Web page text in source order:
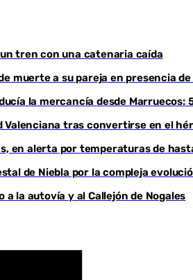
un tren con una catenaria caída
muerte a su pareja en presencia de
la mercancía desde Marruecos:
Valenciana tras convertirse en el
en alerta por temperaturas de
de Niebla por la compleja
la autovía y al Callejón de Nogales